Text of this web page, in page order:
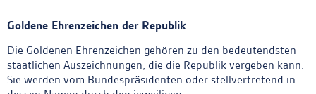
Goldene Ehrenzeichen der Republik
Die Goldenen Ehrenzeichen gehören zu den bedeutendsten
staatlichen Auszeichnungen, die die Republik vergeben kann.
Sie werden vom Bundespräsidenten oder stellvertretend in